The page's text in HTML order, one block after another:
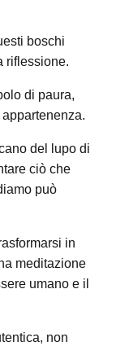
boschi
riflessione.
di paura,
del lupo di
ciò che
può
in
meditazione
umano e il
non